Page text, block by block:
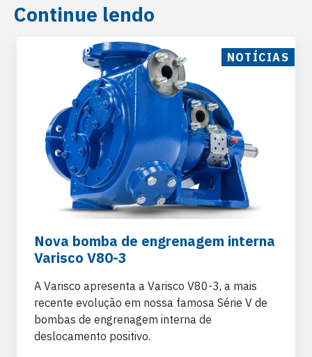
Continue lendo
NOTÍCIAS
Nova bomba de engrenagem interna
Varisco V80-3
A Varisco apresenta a Varisco V80-3, a mais
recente evolução em nossa famosa Série V de
bombas de engrenagem interna de
deslocamento positivo.